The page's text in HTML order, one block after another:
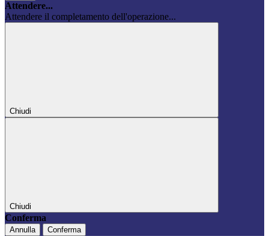
Attendere...
Attendere il completamento dell'operazione...
Chiudi
Chiudi
Conferma
Annulla Conferma